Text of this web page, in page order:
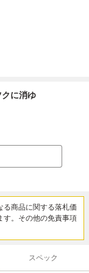
クに消ゆ
る商品に関する落札価
す。その他の免責事項
スペック